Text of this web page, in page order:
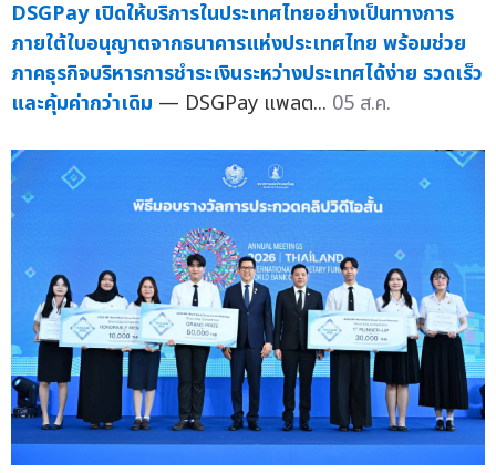
DSGPay เปิดให้บริการในประเทศไทยอย่างเป็นทางการ
ภายใต้ใบอนุญาตจากธนาคารแห่งประเทศไทย พร้อมช่วย
ภาคธุรกิจบริหารการชำระเงินระหว่างประเทศได้ง่าย รวดเร็ว
และคุ้มค่ากว่าเดิม — DSGPay แพลต... 05 ส.ค.